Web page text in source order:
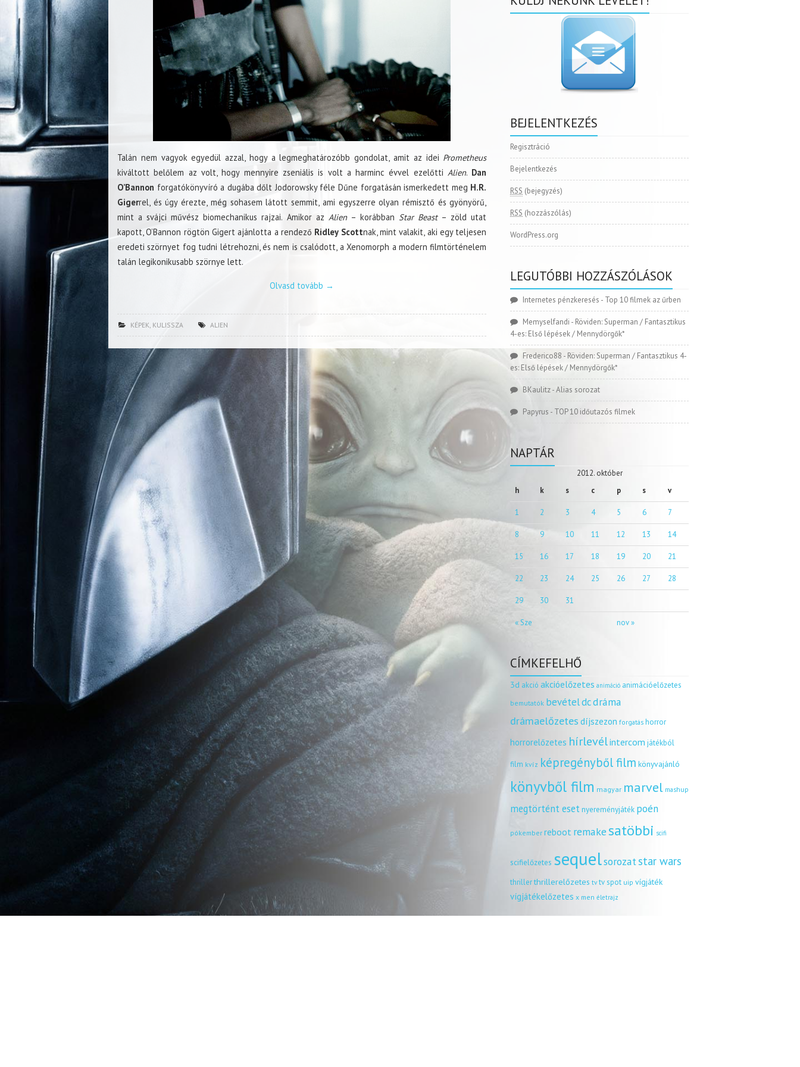
Talán nem vagyok egyedül azzal, hogy a legmeghatározóbb gondolat, amit az idei Prometheus
kiváltott belőlem az volt, hogy mennyire zseniális is volt a harminc évvel ezelőttiAlien. Dan
O’Bannon forgatókönyvíró a dugába dőlt Jodorowsky féle Dűne forgatásán ismerkedett meg H.R.
Gigerrel, és úgy érezte, még sohasem látott semmit, ami egyszerre olyan rémisztő és gyönyörű,
mint a svájci művész biomechanikus rajzai. Amikor az Alien– korábban Star Beast– zöld utat
kapott, O’Bannon rögtön Gigert ajánlotta a rendező Ridley Scottnak, mint valakit, aki egy teljesen
eredeti szörnyet fog tudni létrehozni, és nem is csalódott, a Xenomorph a modern filmtörténelem
talán legikonikusabb szörnye lett.
Olvasd tovább →
KÉPEK, KULISSZA ALIEN
BEJELENTKEZÉS
Regisztráció
Bejelentkezés
RSS (bejegyzés)
RSS (hozzászólás)
WordPress.org
LEGUTÓBBI HOZZÁSZÓLÁSOK
Internetes pénzkeresés - Top 10 filmek az űrben
Memyselfandi - Röviden: Superman / Fantasztikus
4-es: Első lépések / Mennydörgők*
Frederico88 - Röviden: Superman / Fantasztikus 4-
es: Első lépések / Mennydörgők*
BKaulitz-Alias sorozat
Papyrus - TOP 10 időutazós filmek
NAPTÁR
2012. október
h
k s c p s v
« Sze nov »
1 2 3 4 5 6 7
8 9 10 11 12 13 14
15 16 17 18 19 20 21
22 23 24 25 26 27 28
29 30 31
CÍMKEFELHŐ
3d akció akcióelőzetes animáció animációelőzetes
bemutatók bevételdcdráma
drámaelőzetes díjszezon forgatás horror
horrorelőzetes hírlevélintercom játékból
film kvíz képregényből film könyvajánló
könyvből film magyar marvel mashup
megtörtént esetnyereményjáték poén
pókember reboot remakesatöbbi scifi
scifielőzetes sequelsorozatstar wars
thrillerthrillerelőzetes tv tv spot uip vígjáték
vígjátékelőzetes x men életrajz